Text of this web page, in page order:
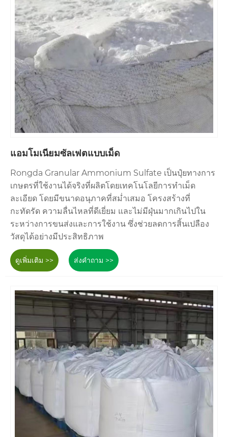
แอมโมเนียมซัลเฟตแบบเม็ด
Rongda Granular Ammonium Sulfate เป็นปุ๋ยทางการ
เกษตรที่ใช้งานได้จริงที่ผลิตโดยเทคโนโลยีการทำเม็ด
ละเอียด โดยมีขนาดอนุภาคที่สม่ำเสมอ โครงสร้างที่
กะทัดรัด ความลื่นไหลที่ดีเยี่ยม และไม่มีฝุ่นมากเกินไปใน
ระหว่างการขนส่งและการใช้งาน ซึ่งช่วยลดการสิ้นเปลือง
วัสดุได้อย่างมีประสิทธิภาพ
ดูเพิ่มเติม >> ส่งคำถาม >>